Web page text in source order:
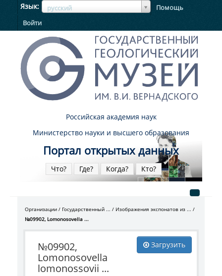
Язык русский
ЯзыкЯзык
Помощь
Войти
Российская академия наук
Министерство науки и высшего образования
Портал открытых данных
Что? Где? Когда? Кто?
Организации Государственный ...
Изображения экспонатов из ...
№09902, Lomonosovella ...
Загрузить
№09902,
Lomonosovella
lomonossovii ...